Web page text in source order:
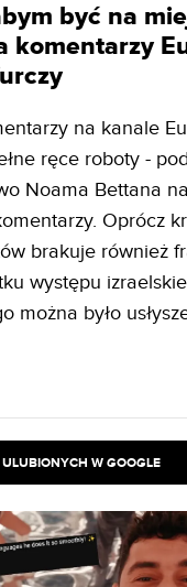
być na
komentarzy
na kanale
ręce roboty -
Noama Bettana
Oprócz
brakuje również
występu
można było
W GOOGLE